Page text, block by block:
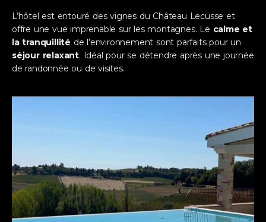
L’hôtel est entouré des vignes du Château Lecusse et
offre une vue imprenable sur les montagnes. Le calme et
la tranquillité de l’environnement sont parfaits pour un
séjour relaxant. Idéal pour se détendre après une journée
de randonnée ou de visites.